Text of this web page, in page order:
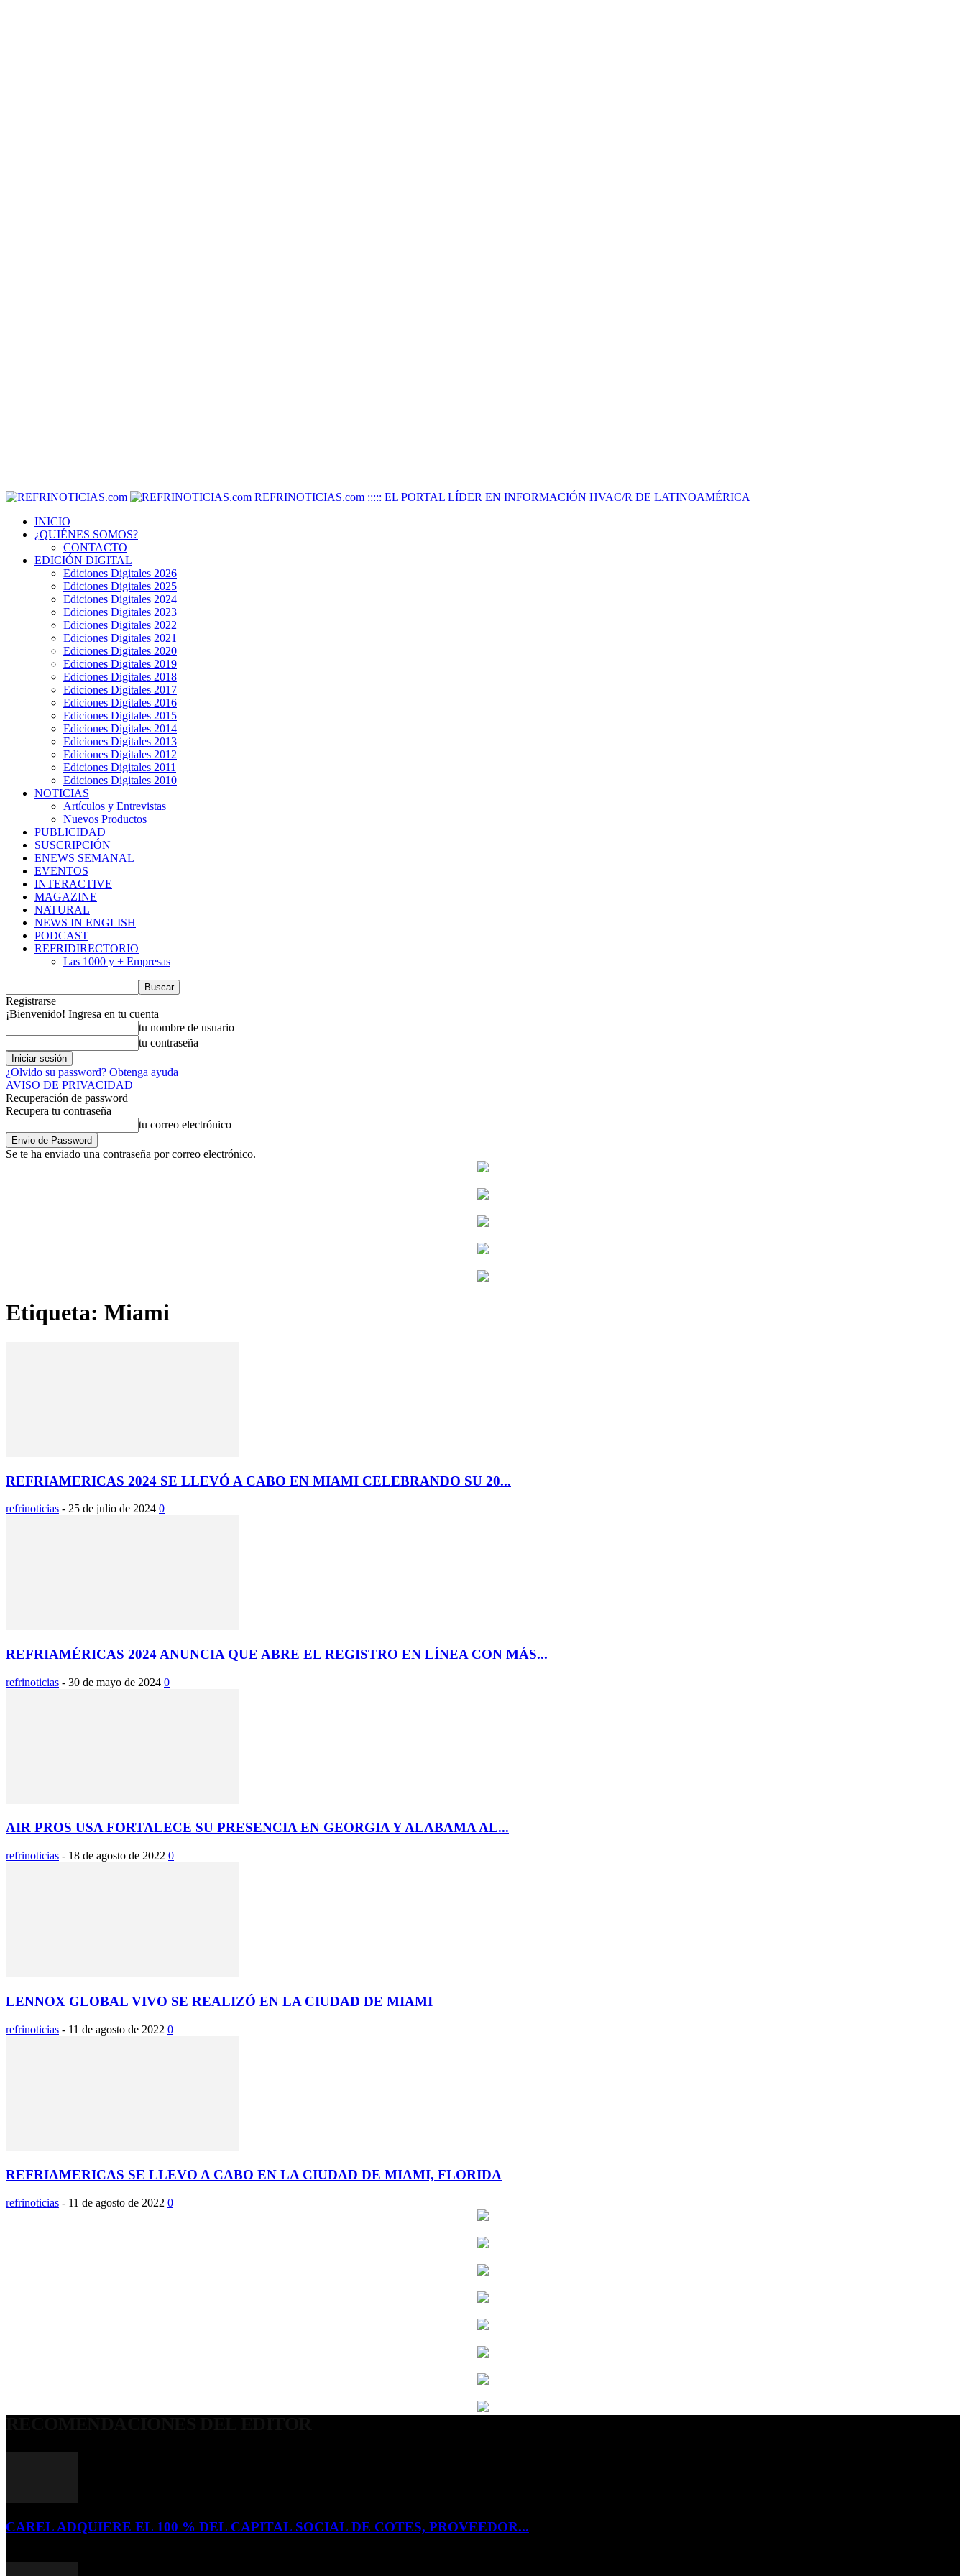
REFRINOTICIAS.com ::::: EL PORTAL LÍDER EN INFORMACIÓN HVAC/R DE LATINOAMÉRICA
INICIO
¿QUIÉNES SOMOS?
CONTACTO
EDICIÓN DIGITAL
Ediciones Digitales 2026
Ediciones Digitales 2025
Ediciones Digitales 2024
Ediciones Digitales 2023
Ediciones Digitales 2022
Ediciones Digitales 2021
Ediciones Digitales 2020
Ediciones Digitales 2019
Ediciones Digitales 2018
Ediciones Digitales 2017
Ediciones Digitales 2016
Ediciones Digitales 2015
Ediciones Digitales 2014
Ediciones Digitales 2013
Ediciones Digitales 2012
Ediciones Digitales 2011
Ediciones Digitales 2010
NOTICIAS
Artículos y Entrevistas
Nuevos Productos
PUBLICIDAD
SUSCRIPCIÓN
ENEWS SEMANAL
EVENTOS
INTERACTIVE
MAGAZINE
NATURAL
NEWS IN ENGLISH
PODCAST
REFRIDIRECTORIO
Las 1000 y + Empresas
Registrarse
¡Bienvenido! Ingresa en tu cuenta
tu nombre de usuario
tu contraseña
¿Olvido su password? Obtenga ayuda
AVISO DE PRIVACIDAD
Recuperación de password
Recupera tu contraseña
tu correo electrónico
Se te ha enviado una contraseña por correo electrónico.
Etiqueta: Miami
REFRIAMERICAS 2024 SE LLEVÓ A CABO EN MIAMI CELEBRANDO SU 20...
refrinoticias - 25 de julio de 2024 0
REFRIAMÉRICAS 2024 ANUNCIA QUE ABRE EL REGISTRO EN LÍNEA CON MÁS...
refrinoticias - 30 de mayo de 2024 0
AIR PROS USA FORTALECE SU PRESENCIA EN GEORGIA Y ALABAMA AL...
refrinoticias - 18 de agosto de 2022 0
LENNOX GLOBAL VIVO SE REALIZÓ EN LA CIUDAD DE MIAMI
refrinoticias - 11 de agosto de 2022 0
REFRIAMERICAS SE LLEVO A CABO EN LA CIUDAD DE MIAMI, FLORIDA
refrinoticias - 11 de agosto de 2022 0
CAREL ADQUIERE EL 100 % DEL CAPITAL SOCIAL DE COTES, PROVEEDOR...